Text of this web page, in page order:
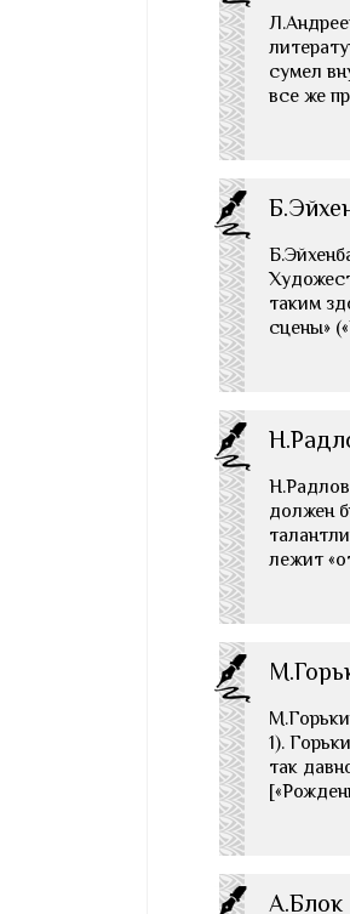
сумел
все же
таким
сцены»
должен
лежит
1).
так
А.Блок